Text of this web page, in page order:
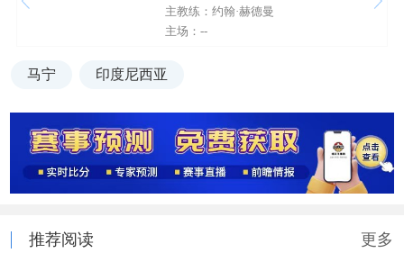
主教练：约翰·赫德曼
主场：--
马宁 印度尼西亚
推荐阅读 更多